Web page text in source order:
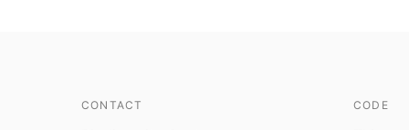
CONTACT CODE